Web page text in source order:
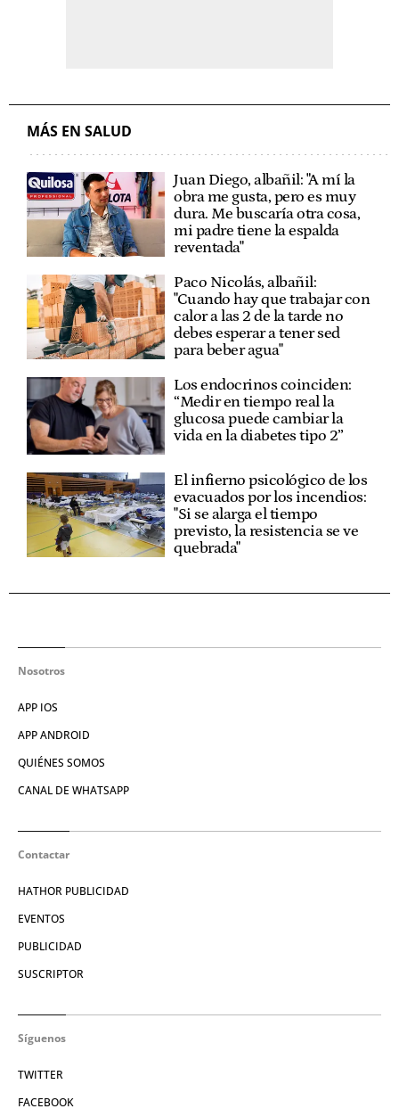
MÁS EN SALUD
Juan Diego, albañil: "A mí la
obra me gusta, pero es muy
dura. Me buscaría otra cosa,
mi padre tiene la espalda
reventada"
Paco Nicolás, albañil:
"Cuando hay que trabajar con
calor a las 2 de la tarde no
debes esperar a tener sed
para beber agua"
Los endocrinos coinciden:
“Medir en tiempo real la
glucosa puede cambiar la
vida en la diabetes tipo 2”
El infierno psicológico de los
evacuados por los incendios:
"Si se alarga el tiempo
previsto, la resistencia se ve
quebrada"
Nosotros
APP IOS
APP ANDROID
QUIÉNES SOMOS
CANAL DE WHATSAPP
Contactar
HATHOR PUBLICIDAD
EVENTOS
PUBLICIDAD
SUSCRIPTOR
Síguenos
TWITTER
FACEBOOK